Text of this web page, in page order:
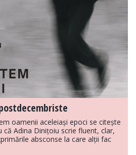
oamenii aceleiași epoci se citește
că Adina Dinițoiu scrie fluent, clar,
absconse la care alții fac